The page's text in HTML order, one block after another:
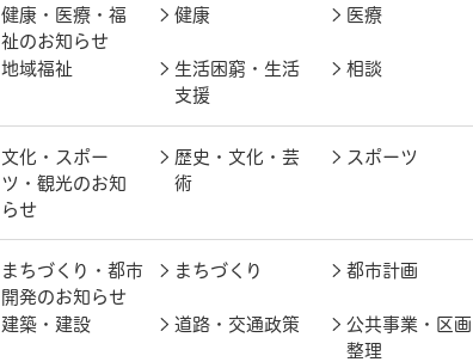
健康・医療・福
祉のお知らせ
健康 医療
地域福祉
生活困窮・生活
支援
相談
文化・スポー
ツ・観光のお知
らせ
歴史・文化・芸
術
スポーツ
まちづくり・都市
開発のお知らせ
まちづくり 都市計画
建築・建設 道路・交通政策
公共事業・区画
整理